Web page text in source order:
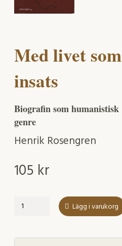
Med livet som
insats
Biografin som humanistisk
genre
Henrik Rosengren
105 kr
Med
insats
Lägg i varukorg